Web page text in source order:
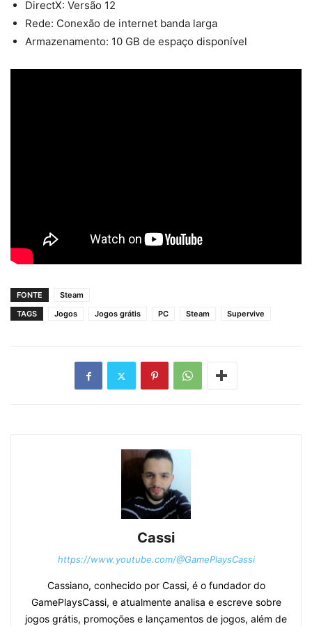
DirectX: Versão 12
Rede: Conexão de internet banda larga
Armazenamento: 10 GB de espaço disponível
FONTE
Steam
TAGS
Jogos Jogos grátis PC Steam Supervive
Cassi
https://www.youtube.com/@GamePlaysCassi
Cassiano, conhecido por Cassi, é o fundador do
GamePlaysCassi, e atualmente analisa e escreve sobre
jogos grátis, promoções e lançamentos de jogos, além de